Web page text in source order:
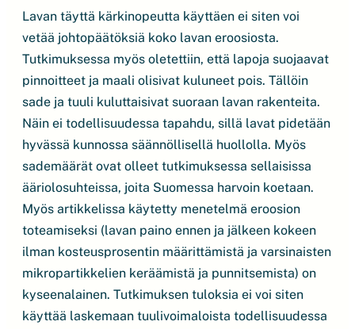
Lavan täyttä kärkinopeutta käyttäen ei siten voi
vetää johtopäätöksiä koko lavan eroosiosta.
Tutkimuksessa myös oletettiin, että lapoja suojaavat
pinnoitteet ja maali olisivat kuluneet pois. Tällöin
sade ja tuuli kuluttaisivat suoraan lavan rakenteita.
Näin ei todellisuudessa tapahdu, sillä lavat pidetään
hyvässä kunnossa säännöllisellä huollolla. Myös
sademäärät ovat olleet tutkimuksessa sellaisissa
ääriolosuhteissa, joita Suomessa harvoin koetaan.
Myös artikkelissa käytetty menetelmä eroosion
toteamiseksi (lavan paino ennen ja jälkeen kokeen
ilman kosteusprosentin määrittämistä ja varsinaisten
mikropartikkelien keräämistä ja punnitsemista) on
kyseenalainen. Tutkimuksen tuloksia ei voi siten
käyttää laskemaan tuulivoimaloista todellisuudessa